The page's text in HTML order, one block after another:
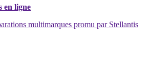
en ligne
multimarques promu par Stellantis